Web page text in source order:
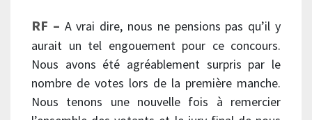
RF – A vrai dire, nous ne pensions pas qu’il y
aurait un tel engouement pour ce concours.
Nous avons été agréablement surpris par le
nombre de votes lors de la première manche.
Nous tenons une nouvelle fois à remercier